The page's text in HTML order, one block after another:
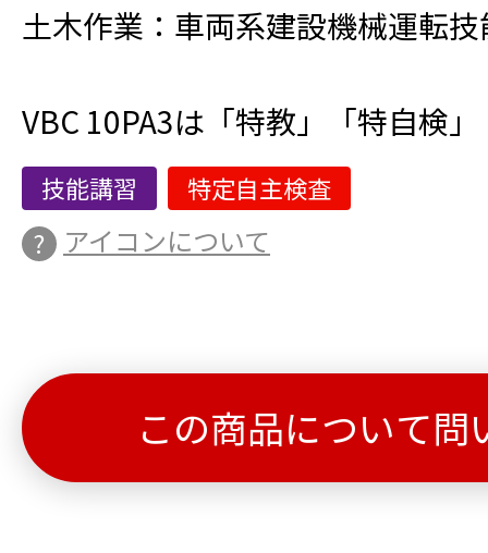
土木作業：車両系建設機械運転
VBC 10PA3は「特教」「特自検」
技能講習 特定自主検査
アイコンについて
この商品について問